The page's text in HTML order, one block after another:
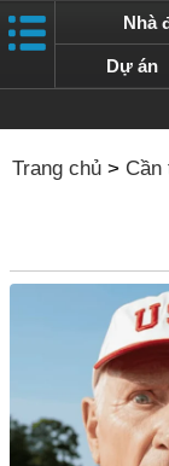
Nhà
Dự án
Trang chủ > Cần